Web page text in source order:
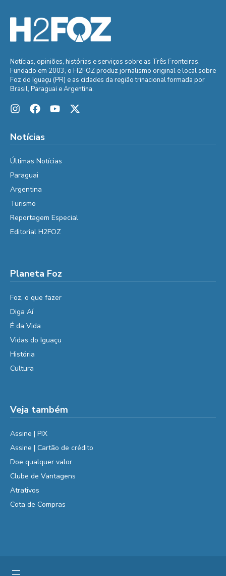
Notícias, opiniões, histórias e serviços sobre as Três Fronteiras.
Fundado em 2003, o H2FOZ produz jornalismo original e local sobre
Foz do Iguaçu (PR) e as cidades da região trinacional formada por
Brasil, Paraguai e Argentina.
Notícias
Últimas Notícias
Paraguai
Argentina
Turismo
Reportagem Especial
Editorial H2FOZ
Planeta Foz
Foz, o que fazer
Diga Aí
É da Vida
Vidas do Iguaçu
História
Cultura
Veja também
Assine | PIX
Assine | Cartão de crédito
Doe qualquer valor
Clube de Vantagens
Atrativos
Cota de Compras